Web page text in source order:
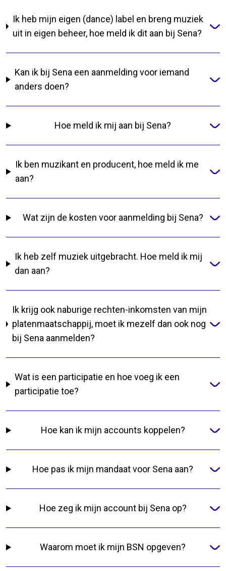
Ik heb mijn eigen (dance) label en breng muziek
uit in eigen beheer, hoe meld ik dit aan bij Sena?
Kan ik bij Sena een aanmelding voor iemand
anders doen?
Hoe meld ik mij aan bij Sena?
Ik ben muzikant en producent, hoe meld ik me
aan?
Wat zijn de kosten voor aanmelding bij Sena?
Ik heb zelf muziek uitgebracht. Hoe meld ik mij
dan aan?
Ik krijg ook naburige rechten-inkomsten van mijn
platenmaatschappij, moet ik mezelf dan ook nog
bij Sena aanmelden?
Wat is een participatie en hoe voeg ik een
participatie toe?
Hoe kan ik mijn accounts koppelen?
Hoe pas ik mijn mandaat voor Sena aan?
Hoe zeg ik mijn account bij Sena op?
Waarom moet ik mijn BSN opgeven?